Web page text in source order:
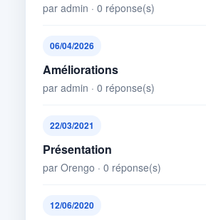
par admin · 0 réponse(s)
06/04/2026
Améliorations
par admin · 0 réponse(s)
22/03/2021
Présentation
par Orengo · 0 réponse(s)
12/06/2020